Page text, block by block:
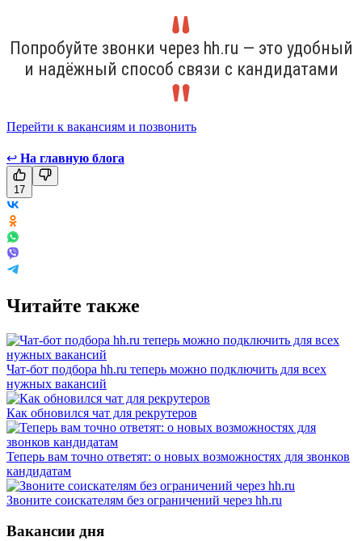
Попробуйте звонки через hh.ru — это удобный
и надёжный способ связи с кандидатами
Перейти к вакансиям и позвонить
↩ На главную блога
17
Читайте также
Чат-бот подбора hh.ru теперь можно подключить для всех
нужных вакансий
Как обновился чат для рекрутеров
Теперь вам точно ответят: о новых возможностях для звонков
кандидатам
Звоните соискателям без ограничений через hh.ru
Вакансии дня